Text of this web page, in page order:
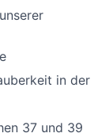
in der
37 und 39